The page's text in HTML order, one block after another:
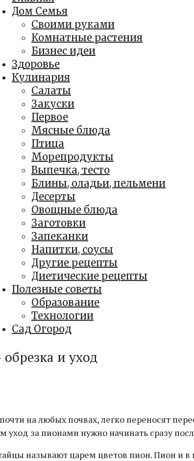
Дом Семья
Своими руками
Комнатные растения
Бизнес идеи
Здоровье
Кулинария
Салаты
Закуски
Первое
Мясные блюда
Птица
Морепродукты
Выпечка, тесто
Блины, оладьи, пельмени
Десерты
Овощные блюда
Заготовки
Запеканки
Напитки, соусы
Другие рецепты
Диетические рецепты
Полезные советы
Образование
Технологии
Сад Огород
и уход
на любых почвах, легко переносят
за пионами нужно начинать сразу
называют царем цветов пион. Пион и в